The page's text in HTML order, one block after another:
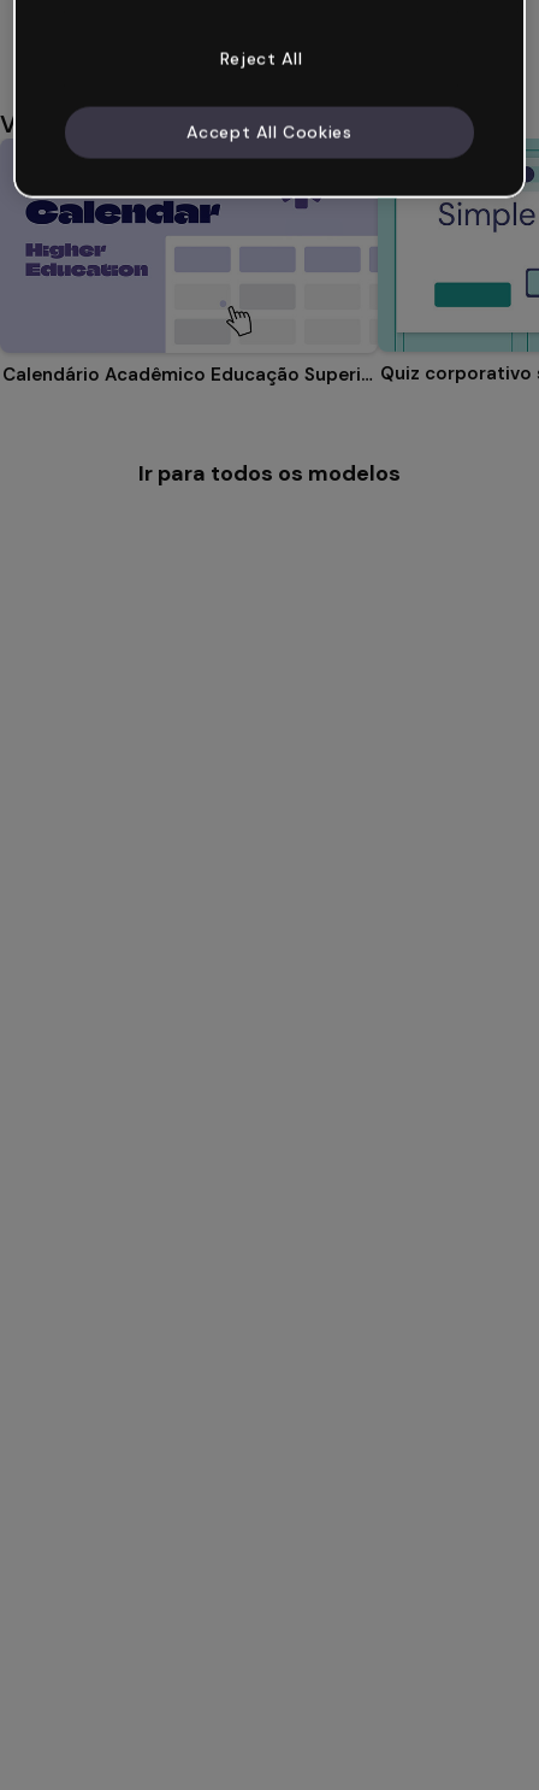
Você também pode gostar
Calendário Acadêmico Educação Superior Quiz corporativo
Ir para todos os modelos
Reject All
Accept All Cookies